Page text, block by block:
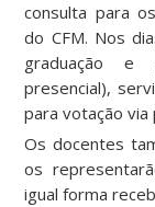
consulta para
do CFM. Nos
graduação e
presencial),
para votação
Os docentes
os
igual forma